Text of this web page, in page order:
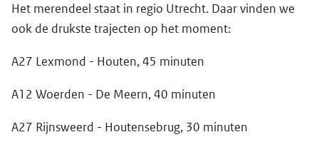
Het merendeel staat in regio Utrecht. Daar vinden we
ook de drukste trajecten op het moment:
A27 Lexmond - Houten, 45 minuten
A12 Woerden - De Meern, 40 minuten
A27 Rijnsweerd - Houtensebrug, 30 minuten